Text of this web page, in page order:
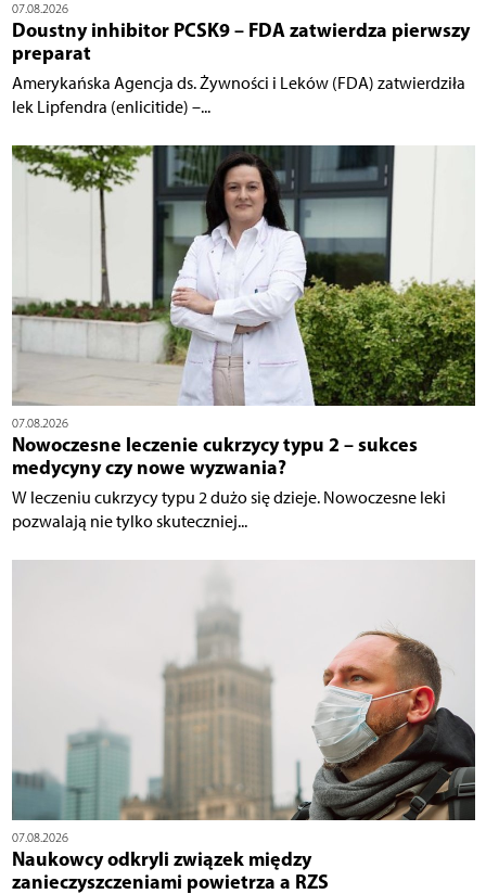
07.08.2026
Doustny inhibitor PCSK9 – FDA zatwierdza pierwszy
preparat
Amerykańska Agencja ds. Żywności i Leków (FDA) zatwierdziła
lek Lipfendra (enlicitide) –...
07.08.2026
Nowoczesne leczenie cukrzycy typu 2 – sukces
medycyny czy nowe wyzwania?
W leczeniu cukrzycy typu 2 dużo się dzieje. Nowoczesne leki
pozwalają nie tylko skuteczniej...
07.08.2026
Naukowcy odkryli związek między
zanieczyszczeniami powietrza a RZS